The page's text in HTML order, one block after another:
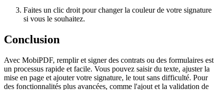
Faites un clic droit pour changer la couleur de votre signature
si vous le souhaitez.
Conclusion
Avec MobiPDF, remplir et signer des contrats ou des formulaires est
un processus rapide et facile. Vous pouvez saisir du texte, ajuster la
mise en page et ajouter votre signature, le tout sans difficulté. Pour
des fonctionnalités plus avancées, comme l'ajout et la validation de